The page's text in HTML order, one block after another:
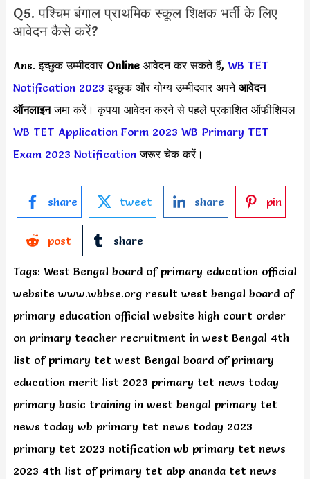
Q5. पश्चिम बंगाल प्राथमिक स्कूल शिक्षक भर्ती के लिए
आवेदन कैसे करें?
Ans. इच्छुक उम्मीदवार Online आवेदन कर सकते हैं, WB TET
Notification 2023 इच्छुक और योग्य उम्मीदवार अपनेआवेदन
ऑनलाइनजमा करें। कृपया आवेदन करने से पहले प्रकाशित ऑफीशियल
WB TET Application Form 2023 WB Primary TET
Exam 2023 Notificationजरूर चेक करें।
share tweet share pin
post share
Tags: West Bengal board of primary education official
website www.wbbse.org result west bengal board of
primary education official website high court order
on primary teacher recruitment in west Bengal 4th
list of primary tet west Bengal board of primary
education merit list 2023 primary tet news today
primary basic training in west bengal primary tet
news today wb primary tet news today 2023
primary tet 2023 notification wb primary tet news
2023 4th list of primary tet abp ananda tet news